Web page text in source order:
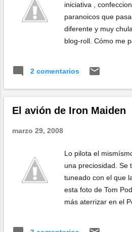
iniciativa ,
paranoicos que
diferente y muy
blog-roll. Cómo me
un poco paranoico,
apuntarte...
2 comentarios
El avión de Iron Maiden
marzo 29, 2008
Lo pilota el
una preciosidad. Se
tuneado con el que
esta foto de Tom
más aterrizar en el